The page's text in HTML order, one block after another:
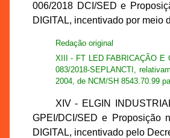
006/2018 DCI/SED e
DIGITAL, incentivado por meio
Redação original
XIII - FT LED FABRICAÇÃO E
083/2018-SEPLANCTI,
2004, de NCM/SH 8543.70.99
XIV - ELGIN
GPEI/DCI/SED e Proposição
DIGITAL, incentivado pelo